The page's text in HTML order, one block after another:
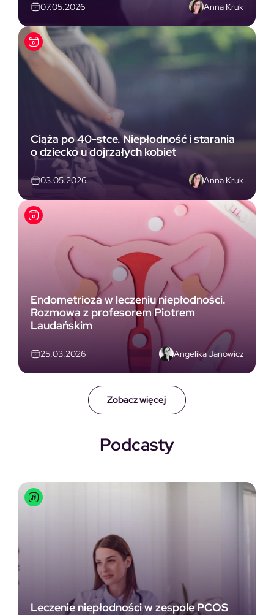
Zobacz więcej
07.05.2026 Anna Kruk
Ciąża po 40-stce. Niepłodność i starania
o dziecko u dojrzałych kobiet
03.05.2026 Anna Kruk
Endometrioza w leczeniu niepłodności.
Rozmowa z profesorem Piotrem
Laudańskim
25.03.2026 Angelika Janowicz
Podcasty
Leczenie niepłodności w zespole PCOS